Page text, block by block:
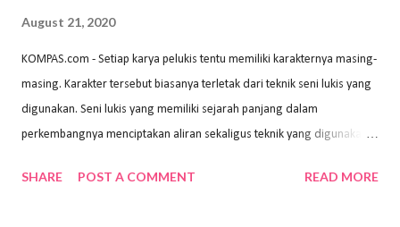
August 21, 2020
KOMPAS.com - Setiap karya pelukis tentu memiliki karakternya masing-
masing. Karakter tersebut biasanya terletak dari teknik seni lukis yang
digunakan. Seni lukis yang memiliki sejarah panjang dalam
perkembangnya menciptakan aliran sekaligus teknik yang digunakan.
Wayan Kun Adnyana, teknik yang berbeda tentunya akan
SHARE POST A COMMENT READ MORE